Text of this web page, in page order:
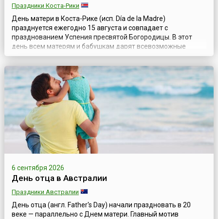
Праздники Коста-Рики
День матери в Коста-Рике (исп. Día de la Madre)
празднуется ежегодно 15 августа и совпадает с
празднованием Успения пресвятой Богородицы. В этот
день всем матерям и бабушкам дарят всевозможные
подарки. Семьи собираются в доме у старших членов
семьи. За стол порой всему семейству поместиться не
удается, поэтому садятся, кто где может: кто на диване, кто
на скамейке, а кто и на порожке. Обычная...
6 сентября 2026
День отца в Австралии
Праздники Австралии
День отца (англ. Father's Day) начали праздновать в 20
веке — параллельно с Днем матери. Главный мотив